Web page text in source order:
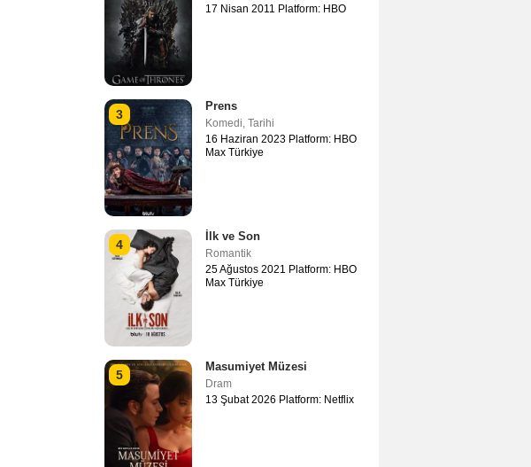
17 Nisan 2011 Platform: HBO
3
Prens
Komedi, Tarihi
16 Haziran 2023 Platform: HBO
Max Türkiye
4
İlk ve Son
Romantik
25 Ağustos 2021 Platform: HBO
Max Türkiye
5
Masumiyet Müzesi
Dram
13 Şubat 2026 Platform: Netflix